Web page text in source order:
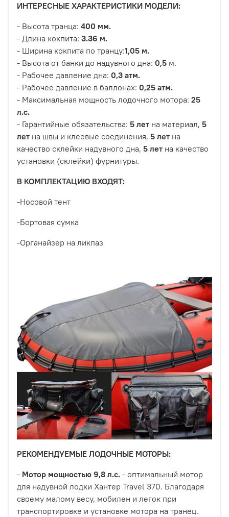
ИНТЕРЕСНЫЕ ХАРАКТЕРИСТИКИ МОДЕЛИ:
- Высота транца: 400 мм.
- Длина кокпита: 3.36 м.
- Ширина кокпита по транцу:1,05 м.
- Высота от банки до надувного дна: 0,5 м.
- Рабочее давление дна: 0,3 атм.
- Рабочее давление в баллонах: 0,25 атм.
- Максимальная мощность лодочного мотора: 25
л.с.
- Гарантийные обязательства: 5 лет на материал, 5
лет на швы и клеевые соединения, 5 лет на
качество склейки надувного дна, 5 лет на качество
установки (склейки) фурнитуры.
В КОМПЛЕКТАЦИЮ ВХОДЯТ:
-Носовой тент
-Бортовая сумка
-Органайзер на ликпаз
РЕКОМЕНДУЕМЫЕ ЛОДОЧНЫЕ МОТОРЫ:
- Мотор мощностью 9,8 л.с. - оптимальный мотор
для надувной лодки Хантер Travel 370. Благодаря
своему малому весу, мобилен и легок при
транспортировке и установке мотора на транец.